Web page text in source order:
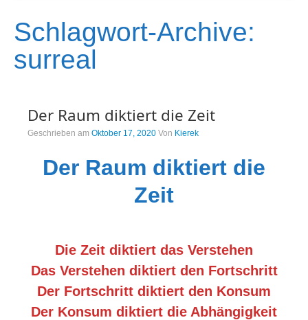
Musik&Art
Surreal
Luftaufnahmen
Wettbewerb
Stefan´s EduPortal
Schlagwort-Archive:
surreal
Der Raum diktiert die Zeit
Geschrieben am Oktober 17, 2020 Von Kierek
Der Raum diktiert die
Zeit
Die Zeit diktiert das Verstehen
Das Verstehen diktiert den Fortschritt
Der Fortschritt diktiert den Konsum
Der Konsum diktiert die Abhängigkeit